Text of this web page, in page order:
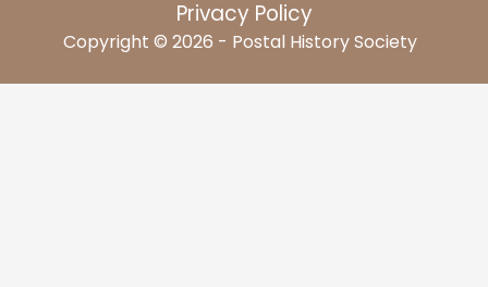
Privacy Policy
Copyright © 2026 - Postal History Society